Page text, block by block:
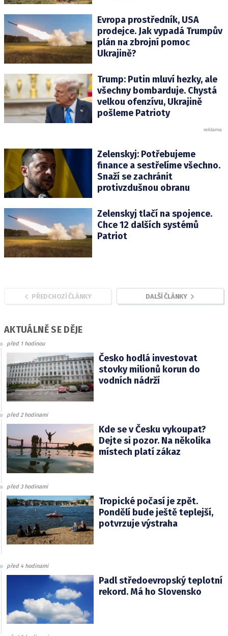
Evropa prostředník, USA
prodejce. Jak vypadá Trumpův
plán na zbrojní pomoc
Ukrajině?
Trump: Putin mluví hezky, ale
všechny bombarduje. Chystá
velkou ofenzívu, Ukrajině
pošleme Patrioty
Zelenskyj: Potřebujeme
finance a sestřelíme všechno.
Snaží se zachránit
protivzdušnou obranu
Zelenskyj tlačí na spojence.
Chce 12 dalších systémů
Patriot
PŘEDCHOZÍ ČLÁNKY DALŠÍ ČLÁNKY
AKTUÁLNĚ SE DĚJE
před 1 hodinou
Česko hodlá investovat
stovky milionů korun do
vodních nádrží
před 2 hodinami
Kde se v Česku vykoupat?
Dejte si pozor. Na několika
místech platí zákaz
před 3 hodinami
Tropické počasí je zpět.
Pondělí bude ještě teplejší,
potvrzuje výstraha
před 4 hodinami
Padl středoevropský teplotní
rekord. Má ho Slovensko